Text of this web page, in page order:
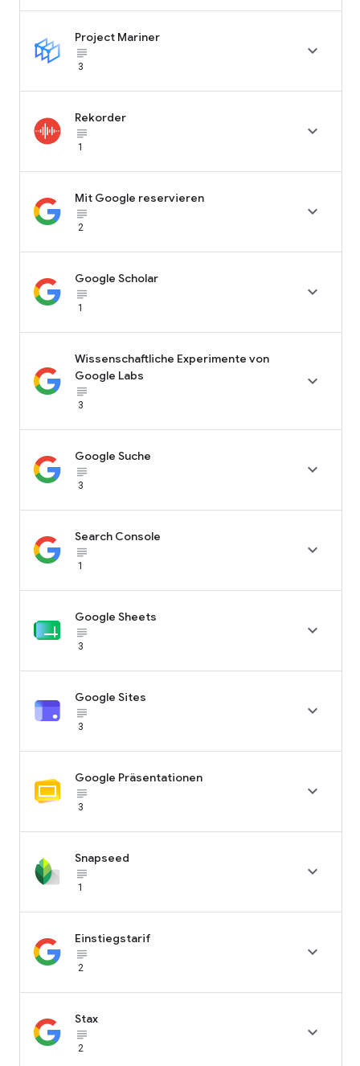
Project Mariner
subject_black
3

Rekorder
subject_black
1

Mit Google reservieren
subject_black
2

Google Scholar
subject_black
1

Wissenschaftliche Experimente von
Google Labs
subject_black
3

Google Suche
subject_black
3

Search Console
subject_black
1

Google Sheets
subject_black
3

Google Sites
subject_black
3

Google Präsentationen
subject_black
3

Snapseed
subject_black
1

Einstiegstarif
subject_black
2

Stax
subject_black
2
